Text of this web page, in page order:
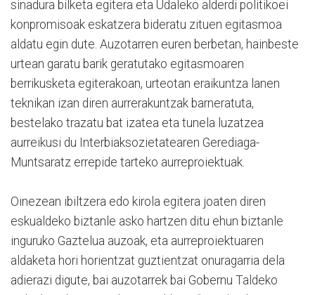
sinadura bilketa egitera eta Udaleko alderdi politikoei
konpromisoak eskatzera bideratu zituen egitasmoa
aldatu egin dute. Auzotarren euren berbetan, hainbeste
urtean garatu barik geratutako egitasmoaren
berrikusketa egiterakoan, urteotan eraikuntza lanen
teknikan izan diren aurrerakuntzak barneratuta,
bestelako trazatu bat izatea eta tunela luzatzea
aurreikusi du Interbiaksozietatearen Gerediaga-
Muntsaratz errepide tarteko aurreproiektuak.
Oinezean ibiltzera edo kirola egitera joaten diren
eskualdeko biztanle asko hartzen ditu ehun biztanle
inguruko Gaztelua auzoak, eta aurreproiektuaren
aldaketa hori horientzat guztientzat onuragarria dela
adierazi digute, bai auzotarrek bai Gobernu Taldeko